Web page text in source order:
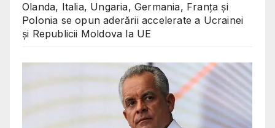
Olanda, Italia, Ungaria, Germania, Franța și
Polonia se opun aderării accelerate a Ucrainei
și Republicii Moldova la UE